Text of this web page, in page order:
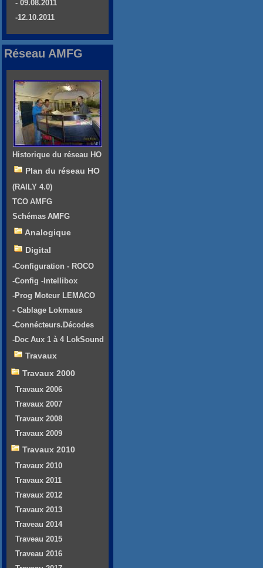
- 09.08.2011
-12.10.2011
Réseau AMFG
Historique du réseau HO
Plan du réseau HO
(RAILY 4.0)
TCO AMFG
Schémas AMFG
Analogique
Digital
-Configuration - ROCO
-Config -Intellibox
-Prog Moteur LEMACO
- Cablage Lokmaus
-Connécteurs.Décodes
-Doc Aux 1 à 4 LokSound
Travaux
Travaux 2000
Travaux 2006
Travaux 2007
Travaux 2008
Travaux 2009
Travaux 2010
Travaux 2010
Travaux 2011
Travaux 2012
Travaux 2013
Traveau 2014
Traveau 2015
Traveau 2016